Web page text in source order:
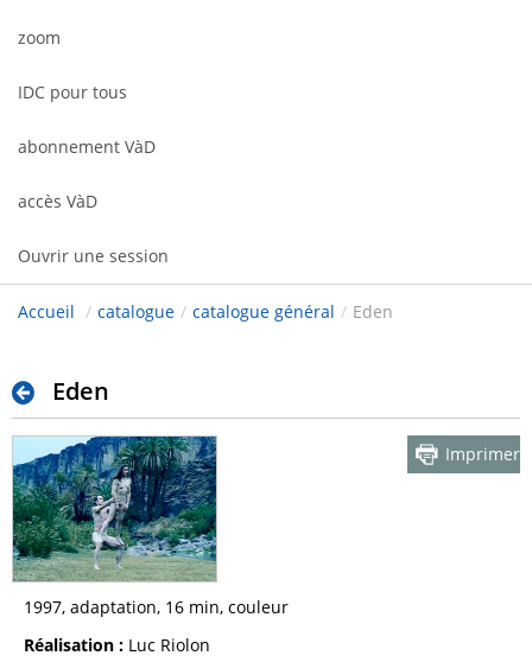
zoom
IDC pour tous
abonnement VàD
accès VàD
Ouvrir une session
Accueil / catalogue / catalogue général / Eden
Eden
Imprimer
1997, adaptation, 16 min, couleur
Réalisation : Luc Riolon